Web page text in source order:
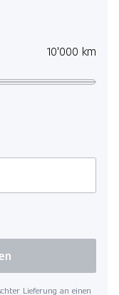
10'000 km
Lieferung an einen